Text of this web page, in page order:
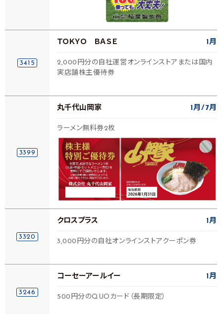
3415
ＴＯＫＹＯ ＢＡＳＥ 1月
2,000円分の自社運営オンラインストアまたは国内
実店舗株主優待券
3399
丸千代山岡家 1月 7月
ラーメン無料券2枚
3320
クロスプラス 1月
3,000円分の自社オンラインストアクーポン券
3246
コーセーアールイー 1月
500円分のQUOカード（長期限定）